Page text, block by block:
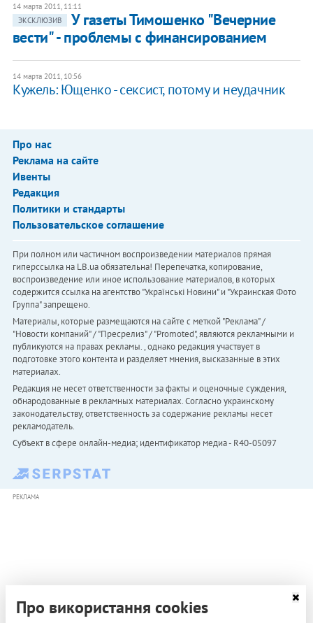
14 марта 2011, 11:11
ЭКСКЛЮЗИВ
У газеты Тимошенко "Вечерние
вести" - проблемы с финансированием
14 марта 2011, 10:56
Кужель: Ющенко - сексист, потому и неудачник
Про нас
Реклама на сайте
Ивенты
Редакция
Политики и стандарты
Пользовательское соглашение
При полном или частичном воспроизведении материалов прямая
гиперссылка на LB.ua обязательна! Перепечатка, копирование,
воспроизведение или иное использование материалов, в которых
содержится ссылка на агентство "Українськi Новини" и "Украинская Фото
Группа" запрещено.
Материалы, которые размещаются на сайте с меткой "Реклама" /
"Новости компаний" / "Пресрелиз" / "Promoted", являются рекламными и
публикуются на правах рекламы. , однако редакция участвует в
подготовке этого контента и разделяет мнения, высказанные в этих
материалах.
Редакция не несет ответственности за факты и оценочные суждения,
обнародованные в рекламных материалах. Согласно украинскому
законодательству, ответственность за содержание рекламы несет
рекламодатель.
Субъект в сфере онлайн-медиа; идентификатор медиа - R40-05097
РЕКЛАМА
Про використання cookies